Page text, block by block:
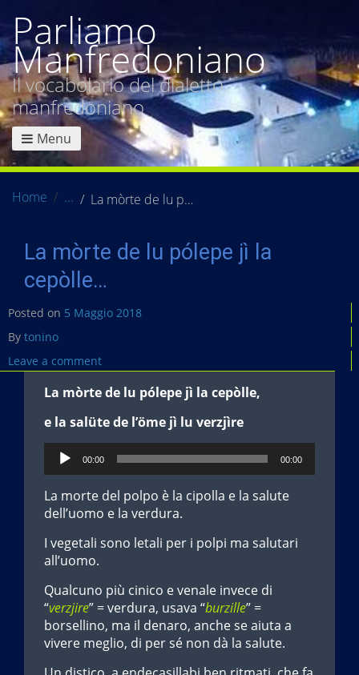
Parliamo
Manfredoniano
Il vocabolario del dialetto
manfredoniano
Menu
Home La mòrte de lu pólepe jì la cepòlle…
La mòrte de lu pólepe jì la
cepòlle…
Posted on 5 Maggio 2018
By tonino
Leave a comment
La mòrte de lu pólepe jì la cepòlle,
e la salüte de l’öme jì lu verzjìre
Audio
Player
00:00 00:00
La morte del polpo è la cipolla e la salute
dell’uomo e la verdura.
I vegetali sono letali per i polpi ma salutari
all’uomo.
Qualcuno più cinico e venale invece di
“verzjire” = verdura, usava “burzille” =
borsellino, ma il denaro, anche se aiuta a
vivere meglio, di per sé non dà la salute.